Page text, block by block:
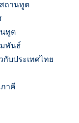
ถานทูต
ทูต
พันธ์
กับประเทศไทย
าคี